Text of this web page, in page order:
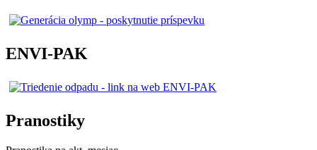
ENVI-PAK
Pranostiky